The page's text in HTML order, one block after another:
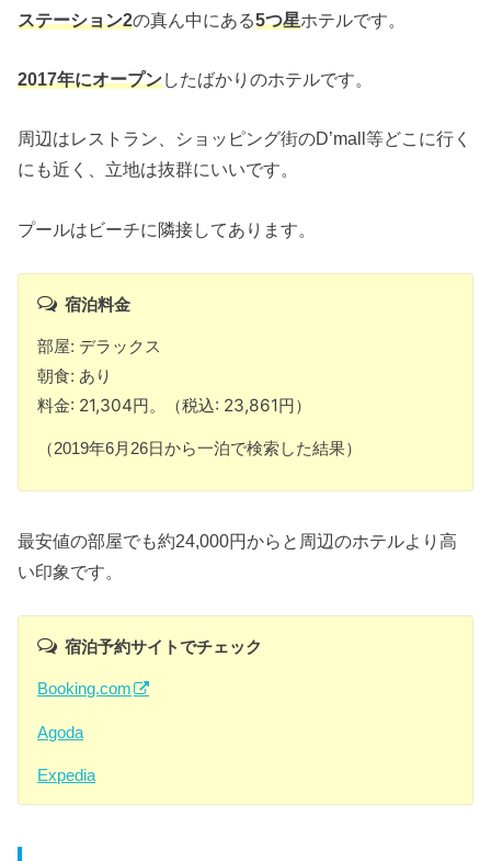
ステーション2の真ん中にある5つ星ホテルです。
2017年にオープンしたばかりのホテルです。
周辺はレストラン、ショッピング街のD’mall等どこに行く
にも近く、立地は抜群にいいです。
プールはビーチに隣接してあります。
宿泊料金
部屋: デラックス
朝食: あり
料金: 21,304円。（税込: 23,861円）
（2019年6月26日から一泊で検索した結果）
最安値の部屋でも約24,000円からと周辺のホテルより高
い印象です。
宿泊予約サイトでチェック
Booking.com
Agoda
Expedia